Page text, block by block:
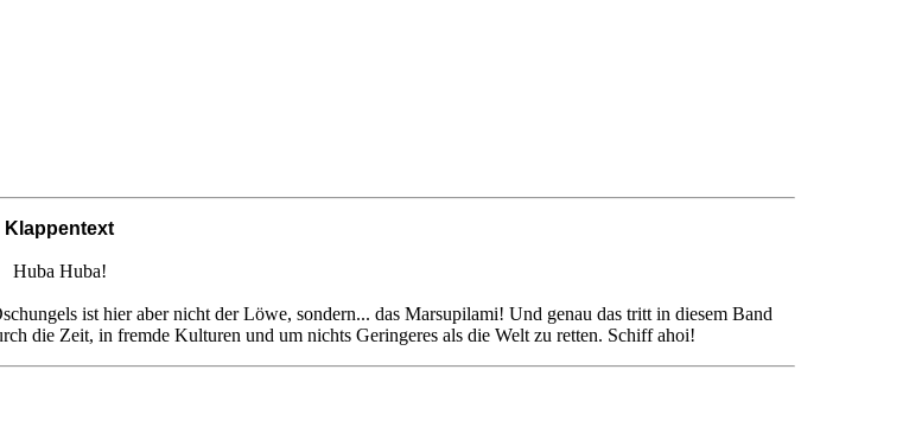
Klappentext
Huba Huba!
ist hier aber nicht der Löwe, sondern... das Marsupilami! Und genau das tritt in diesem Band
die Zeit, in fremde Kulturen und um nichts Geringeres als die Welt zu retten. Schiff ahoi!